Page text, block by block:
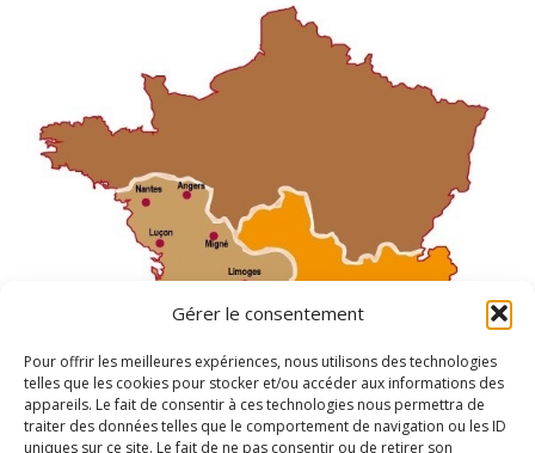
Gérer le consentement
Pour offrir les meilleures expériences, nous utilisons des technologies
telles que les cookies pour stocker et/ou accéder aux informations des
appareils. Le fait de consentir à ces technologies nous permettra de
traiter des données telles que le comportement de navigation ou les ID
uniques sur ce site. Le fait de ne pas consentir ou de retirer son